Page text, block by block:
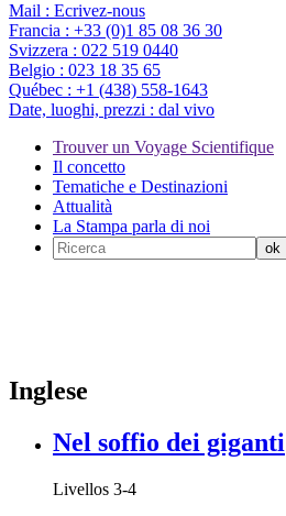
Mail : Ecrivez-nous
Francia : +33 (0)1 85 08 36 30
Svizzera : 022 519 0440
Belgio : 023 18 35 65
Québec : +1 (438) 558-1643
Date, luoghi, prezzi : dal vivo
Trouver un Voyage Scientifique
Il concetto
Tematiche e Destinazioni
Attualità
La Stampa parla di noi
Inglese
Nel soffio dei giganti
Livellos 3-4